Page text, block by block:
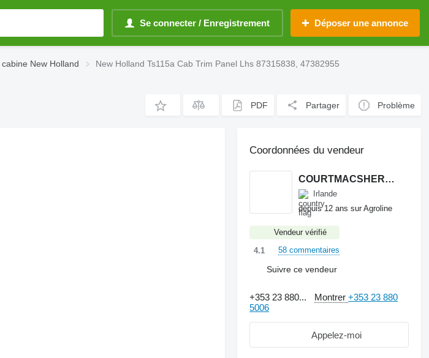
Se connecter / Enregistrement Déposer une annonce
New Holland New Holland Ts115a Cab Trim Panel Lhs 87315838, 47382955
PDF Partager Problème
Coordonnées du vendeur
COURTMACSHERRY MACHINERY LTD
Irlande
depuis 12 ans sur Agroline
Vendeur vérifié
4.1
58 commentaires
Suivre ce vendeur
+353 23 880... Montrer+353 23 880
5006
Appelez-moi